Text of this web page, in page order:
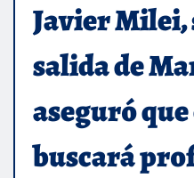
Javier
salida de
aseguró
buscará